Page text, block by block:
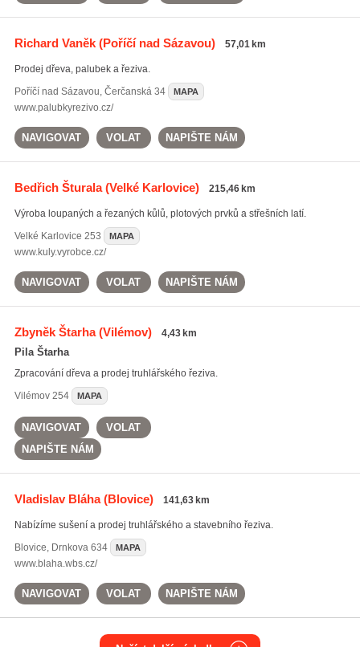
Richard Vaněk(Poříčí nad Sázavou) 57,01 km
Prodej dřeva, palubek a řeziva.
Poříčí nad Sázavou, Čerčanská 34 MAPA
www.palubkyrezivo.cz/
NAVIGOVAT VOLAT NAPIŠTE NÁM
Bedřich Šturala(Velké Karlovice) 215,46 km
Výroba loupaných a řezaných kůlů, plotových prvků a střešních latí.
Velké Karlovice 253 MAPA
www.kuly.vyrobce.cz/
NAVIGOVAT VOLAT NAPIŠTE NÁM
Zbyněk Štarha(Vilémov) 4,43 km
Pila Štarha
Zpracování dřeva a prodej truhlářského řeziva.
Vilémov254 MAPA
NAVIGOVAT
VOLAT
NAPIŠTE NÁM
Vladislav Bláha(Blovice) 141,63 km
Nabízíme sušení a prodej truhlářského a stavebního řeziva.
Blovice, Drnkova 634 MAPA
www.blaha.wbs.cz/
NAVIGOVAT VOLAT NAPIŠTE NÁM